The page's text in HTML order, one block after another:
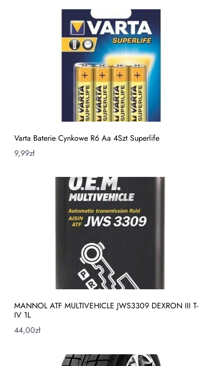
Varta Baterie Cynkowe R6 Aa 4Szt Superlife
9,99zł
MANNOL ATF MULTIVEHICLE JWS3309 DEXRON III T-
IV 1L
44,00zł